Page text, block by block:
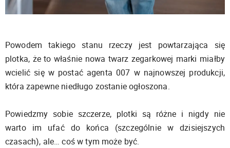
Powodem takiego stanu rzeczy jest powtarzająca się
plotka, że to właśnie nowa twarz zegarkowej marki miałby
wcielić się w postać agenta 007 w najnowszej produkcji,
która zapewne niedługo zostanie ogłoszona.
Powiedzmy sobie szczerze, plotki są różne i nigdy nie
warto im ufać do końca (szczególnie w dzisiejszych
czasach), ale… coś w tym może być.